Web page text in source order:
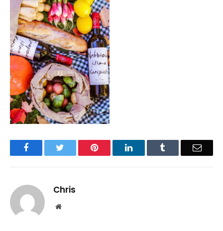
Facebook Pinterest LinkedIn Email
Chris
Website